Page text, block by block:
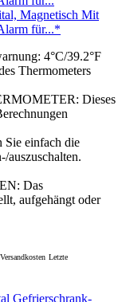
Magnetisch Mit
für...*
4°C/39.2°F
Thermometers
Dieses
einfach die
auszuschalten.
Das
aufgehängt oder
Letzte